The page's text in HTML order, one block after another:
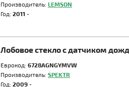
Производитель: LEMSON
Год: 2011 -
Лобовое стекло с датчиком
Еврокод: 6728AGNGYMVW
Производитель: SPEKTR
Год: 2009 -